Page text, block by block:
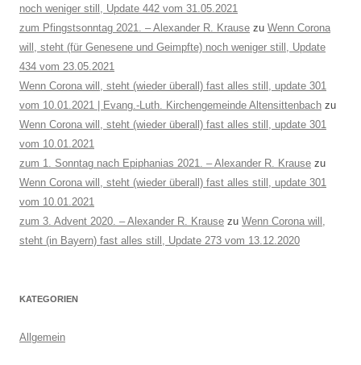
noch weniger still, Update 442 vom 31.05.2021
zum Pfingstsonntag 2021. – Alexander R. Krause zu Wenn Corona
will, steht (für Genesene und Geimpfte) noch weniger still, Update
434 vom 23.05.2021
Wenn Corona will, steht (wieder überall) fast alles still, update 301
vom 10.01.2021 | Evang.-Luth. Kirchengemeinde Altensittenbach zu
Wenn Corona will, steht (wieder überall) fast alles still, update 301
vom 10.01.2021
zum 1. Sonntag nach Epiphanias 2021. – Alexander R. Krause zu
Wenn Corona will, steht (wieder überall) fast alles still, update 301
vom 10.01.2021
zum 3. Advent 2020. – Alexander R. Krause zu Wenn Corona will,
steht (in Bayern) fast alles still, Update 273 vom 13.12.2020
KATEGORIEN
Allgemein